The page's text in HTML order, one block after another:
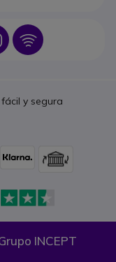
Icon Icon
y segura
INCEPT